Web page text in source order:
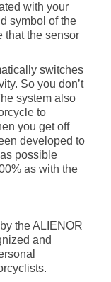
with your
symbol of the
that the sensor
switches
So you don’t
system also
to
you get off
developed to
possible
as with the
the ALIENOR
and